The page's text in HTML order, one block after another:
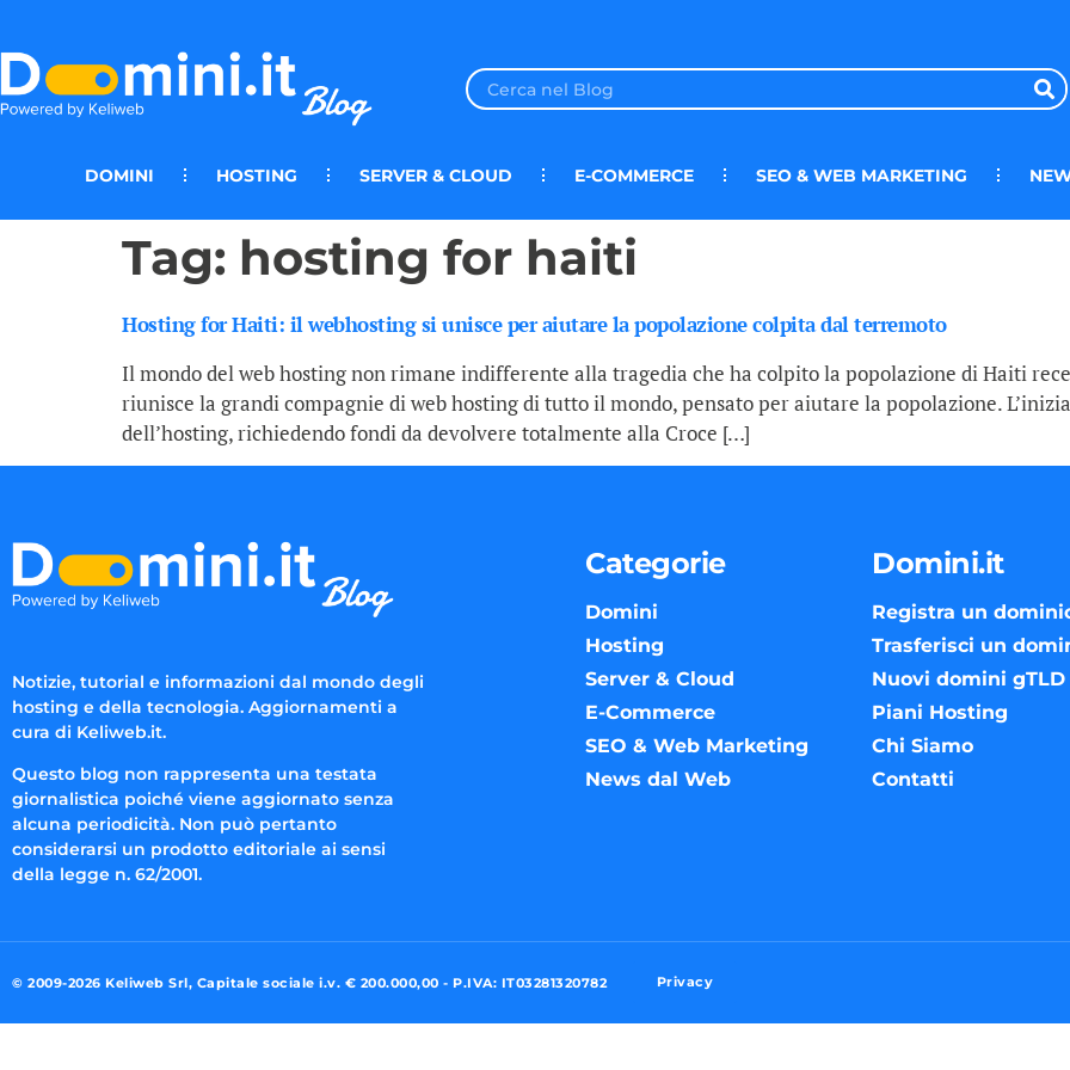
DOMINI HOSTING SERVER & CLOUD E-COMMERCE SEO & WEB MARKETING
Tag: hosting for haiti
Hosting for Haiti: il webhosting si unisce per aiutare la popolazione colpita dal terremoto
Il mondo del web hosting non rimane indifferente alla tragedia che ha colpito la popolazione di Haiti
riunisce la grandi compagnie di web hosting di tutto il mondo, pensato per aiutare la popolazione.
dell’hosting, richiedendo fondi da devolvere totalmente alla Croce […]
Notizie, tutorial e informazioni dal mondo degli
hosting e della tecnologia. Aggiornamenti a
cura di Keliweb.it.
Questo blog non rappresenta una testata
giornalistica poiché viene aggiornato senza
alcuna periodicità. Non può pertanto
considerarsi un prodotto editoriale ai sensi
della legge n. 62/2001.
Categorie
Domini
Hosting
Server & Cloud
E-Commerce
SEO & Web Marketing
News dal Web
Domini.it
Registra un
Trasferisci un
Nuovi domini gTLD
Piani Hosting
Chi Siamo
Contatti
© 2009-2026 Keliweb Srl, Capitale sociale i.v. € 200.000,00 - P.IVA: IT03281320782 Privacy